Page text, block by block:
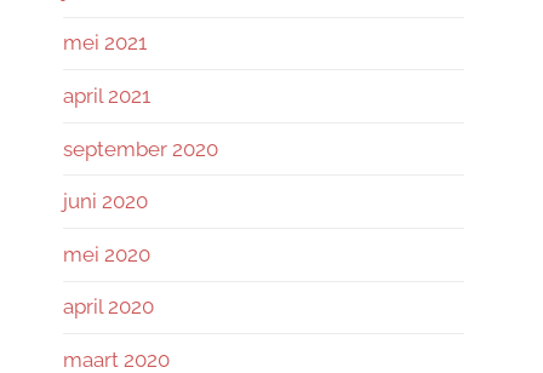
mei 2021
april 2021
september 2020
juni 2020
mei 2020
april 2020
maart 2020